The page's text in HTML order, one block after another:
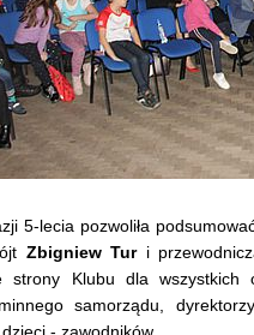
5-lecia pozwoliła
Zbigniew Tur i
strony Klubu dla
samorządu,